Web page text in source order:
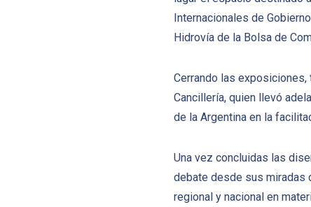
Internacionales de
Hidrovía de la Bolsa de
Cerrando las
Cancillería, quien llevó
de la Argentina en la
Una vez concluidas las
debate desde sus miradas
regional y nacional en